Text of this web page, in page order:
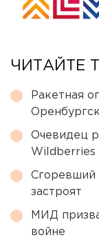
ЧИТАЙТЕ
Ракетная
Очевидец
Wildberries
Сгоревший
застроят
МИД
войне